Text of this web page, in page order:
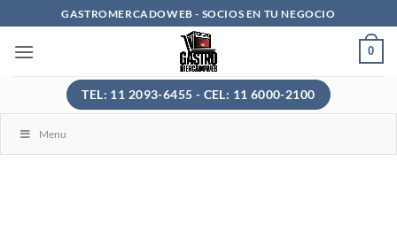
al
contenido
GASTROMERCADOWEB - SOCIOS EN TU NEGOCIO
0
TEL: 11 2093-6455 - CEL: 11 6000-2100
Menu